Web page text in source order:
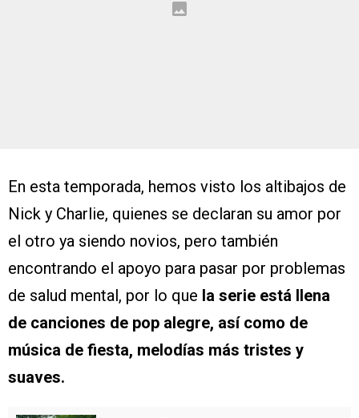
En esta temporada, hemos visto los altibajos de
Nick y Charlie, quienes se declaran su amor por
el otro ya siendo novios, pero también
encontrando el apoyo para pasar por problemas
de salud mental, por lo que la serie está llena
de canciones de pop alegre, así como de
música de fiesta, melodías más tristes y
suaves.